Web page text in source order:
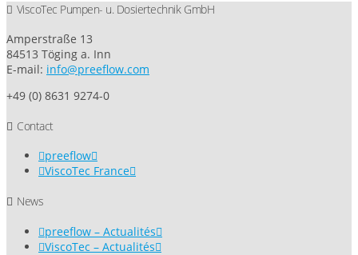
ViscoTec Pumpen- u. Dosiertechnik GmbH
Amperstraße 13
84513 Töging a. Inn
E-mail: info@preeflow.com
+49 (0) 8631 9274-0
Contact
preeflow
ViscoTec France
News
preeflow – Actualités
ViscoTec – Actualités